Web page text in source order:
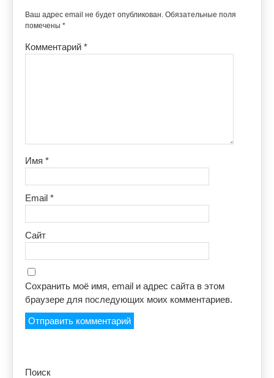
Ваш адрес email не будет опубликован. Обязательные поля
помечены *
Комментарий *
Имя *
Email *
Сайт
Сохранить моё имя, email и адрес сайта в этом
браузере для последующих моих комментариев.
Поиск